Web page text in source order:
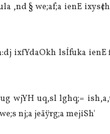
,nd § we;af;a ienE
ixfYdaOkh lsÍfuka
wjYH uq,sl lghq;=
nj;a jeäÿrg;a mejiSh'